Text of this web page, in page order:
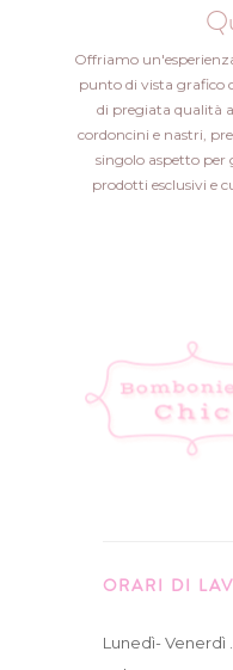
Offriamo
punto di vista grafico
di pregiata qualità
cordoncini e nastri,
singolo aspetto per
prodotti esclusivi e
ORARI DI
Lunedì- Venerdì